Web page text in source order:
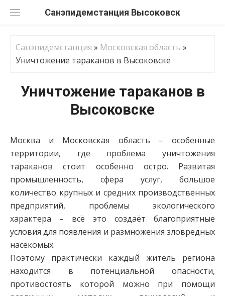
Санэпидемстанция
Санэпидемстанция » Московская область »
Уничтожение тараканов в Высоковске
Уничтожение тараканов в
Высоковске
Москва и Московская область – особенные
территории, где проблема уничтожения
тараканов стоит особенно остро. Развитая
промышленность, сфера услуг, большое
количество крупных и средних производственных
предприятий, проблемы экологического
характера – всё это создаёт благоприятные
условия для появления и размножения зловредных
насекомых.
Поэтому практически каждый житель региона
находится в потенциальной опасности,
противостоять которой можно при помощи